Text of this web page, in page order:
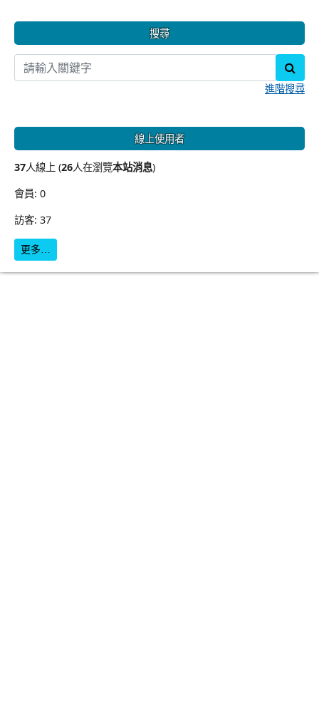
搜尋
進階搜尋
線上使用者
37人線上 (26人在瀏覽本站消息)
會員: 0
訪客: 37
更多…